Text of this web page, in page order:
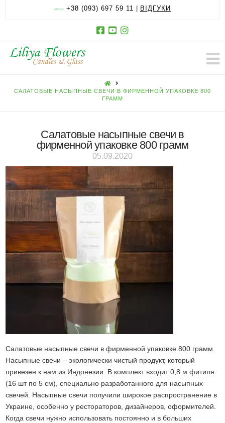
+38 (093) 697 59 11 | ВІДГУКИ
HOME
САЛАТОВЫЕ НАСЫПНЫЕ СВЕЧИ В ФИРМЕННОЙ УПАКОВКЕ 800
ГРАММ
Салатовые насыпные свечи в
фирменной упаковке 800 грамм
05.09.2020
Салатовые насыпные свечи в фирменной упаковке 800 грамм.
Насыпные свечи – экологически чистый продукт, который
привезен к нам из Индонезии. В комплект входит 0,8 м фитиля
(16 шт по 5 см), специально разработанного для насыпных
свечей. Насыпные свечи получили широкое распространение в
Украине, особенно у рестораторов, дизайнеров, оформителей.
Когда свечи нужно использовать постоянно и в больших